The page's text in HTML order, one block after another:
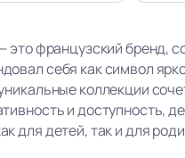
это французский бренд,
себя как символ
коллекции
и доступность,
для детей, так и для